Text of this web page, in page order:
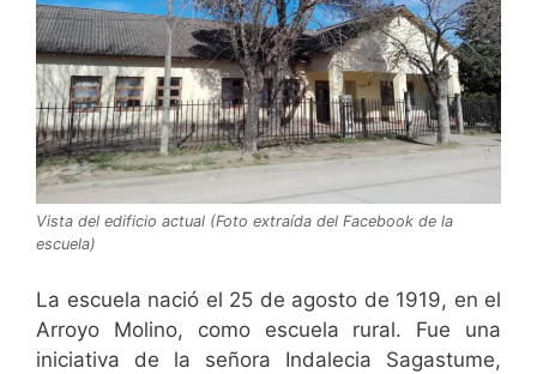
Vista del edificio actual (Foto extraída del Facebook de la
escuela)
La escuela nació el 25 de agosto de 1919, en el
Arroyo Molino, como escuela rural. Fue una
iniciativa de la señora Indalecia Sagastume,